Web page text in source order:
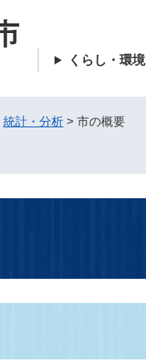
くらし・環境
統計・分析 > 市の概要